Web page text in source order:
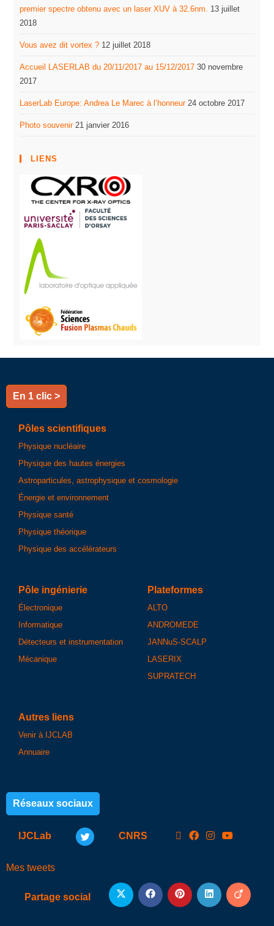
premier spectre obtenu avec un laser XUV à 32.6nm. 13 juillet
2018
Vous avez dit vortex ? 12 juillet 2018
Accueil LASERLAB du 20/11/2017 au 15/12/2017 30 novembre
2017
LaserLab Europe: Andrea Le Marec à l’honneur 24 octobre 2017
Photo souvenir 21 janvier 2016
LIENS
En 1 clic >
Pôles scientifiques
Physique nucléaire
Physique des hautes énergies
Astroparticules, astrophysique et cosmologie
Énergie et environnement
Physique santé
Physique théorique
Physique des accélérateurs
Pôle ingénierie
Électronique
Informatique
Détecteurs et instrumentation
Mécanique
Plateformes
ALTO
ANDROMEDE
JANNuS-SCALP
LASERIX
SUPRATECH
Autres liens
Venir à IJCLAB
Annuaire
Réseaux sociaux
IJCLab CNRS
Mes tweets
Partage social